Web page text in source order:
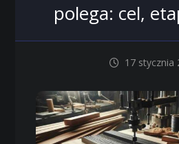
polega: cel,
17 stycznia